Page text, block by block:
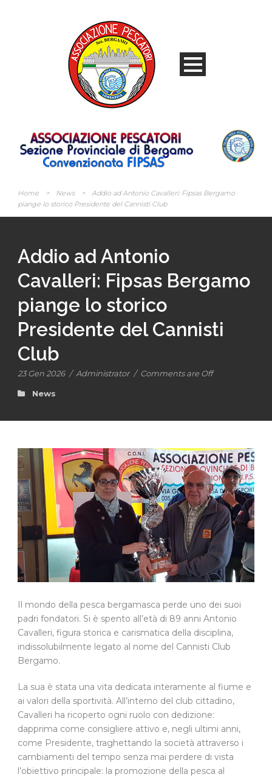
Home > News >
Addio ad Antonio Cavalleri: Fipsas Bergamo
piange lo storico Presidente del Cannisti Club
Addio ad Antonio
Cavalleri: Fipsas Bergamo
piange lo storico
Presidente del Cannisti
Club
23 Gen 2026 / Administrator / Comments are Off
News
Il mondo della pesca bergamasca perde uno dei suoi
padri fondatori. Si è spento all’età di 89 anni Antonio
Cavalleri, figura storica e carismatica della disciplina,
indissolubilmente legato al nome del Cannisti Club
Bergamo.
La sua è stata una vita dedicata interamente al fiume e
ai valori della sportività. All’interno del club cittadino,
Cavalleri ha ricoperto ogni ruolo con dedizione:
dapprima come consigliere attivo e, negli ultimi anni,
come Presidente, traghettando la società attraverso i
cambiamenti del tempo senza mai perdere di vista
l’obiettivo principale: la promozione della pesca al